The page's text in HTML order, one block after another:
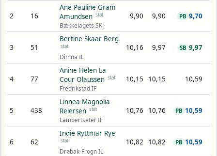
2 16
Ane Pauline Gram
Amundsen stat
Bækkelagets SK
9,90 9,90 9,70
PB
3 51
Bertine Skaar Berg
stat
Dimna IL
10,16 9,97 9,97
SB
4 77
Anine Helen La
Cour Olaussen stat
Fredrikstad IF
10,15 10,15 10,59
5 438
Linnea Magnolia
Reiersen stat
Lambertseter IF
10,76 10,76 10,59
PB
6 62
Indie Ryttmar Rye
stat
Drøbak-Frogn IL
10,82 10,82 10,59
PB